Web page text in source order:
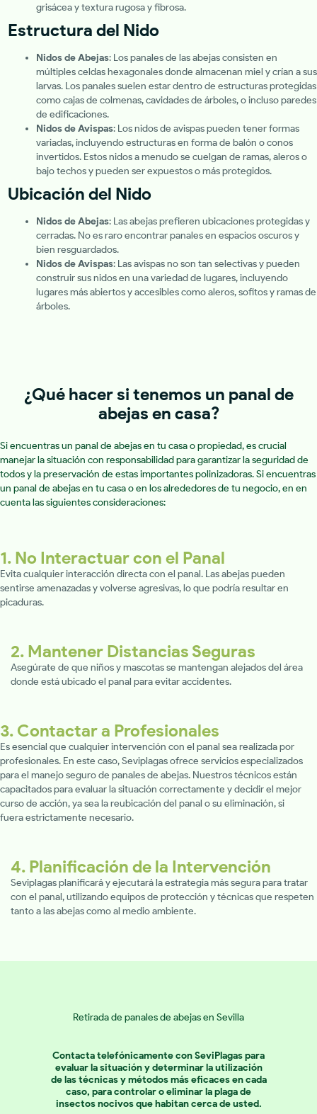
grisácea y textura rugosa y fibrosa.
Estructura del Nido
Nidos de Abejas: Los panales de las abejas consisten en
múltiples celdas hexagonales donde almacenan miel y crían a sus
larvas. Los panales suelen estar dentro de estructuras protegidas
como cajas de colmenas, cavidades de árboles, o incluso paredes
de edificaciones.
Nidos de Avispas: Los nidos de avispas pueden tener formas
variadas, incluyendo estructuras en forma de balón o conos
invertidos. Estos nidos a menudo se cuelgan de ramas, aleros o
bajo techos y pueden ser expuestos o más protegidos.
Ubicación del Nido
Nidos de Abejas: Las abejas prefieren ubicaciones protegidas y
cerradas. No es raro encontrar panales en espacios oscuros y
bien resguardados.
Nidos de Avispas: Las avispas no son tan selectivas y pueden
construir sus nidos en una variedad de lugares, incluyendo
lugares más abiertos y accesibles como aleros, sofitos y ramas de
árboles.
¿Qué hacer si tenemos un panal de
abejas en casa?
Si encuentras un panal de abejas en tu casa o propiedad, es crucial
manejar la situación con responsabilidad para garantizar la seguridad de
todos y la preservación de estas importantes polinizadoras. Si encuentras
un panal de abejas en tu casa o en los alrededores de tu negocio, en en
cuenta las siguientes consideraciones:
1. No Interactuar con el Panal
Evita cualquier interacción directa con el panal. Las abejas pueden
sentirse amenazadas y volverse agresivas, lo que podría resultar en
picaduras.
2. Mantener Distancias Seguras
Asegúrate de que niños y mascotas se mantengan alejados del área
donde está ubicado el panal para evitar accidentes.
3. Contactar a Profesionales
Es esencial que cualquier intervención con el panal sea realizada por
profesionales. En este caso, Seviplagas ofrece servicios especializados
para el manejo seguro de panales de abejas. Nuestros técnicos están
capacitados para evaluar la situación correctamente y decidir el mejor
curso de acción, ya sea la reubicación del panal o su eliminación, si
fuera estrictamente necesario.
4. Planificación de la Intervención
Seviplagas planificará y ejecutará la estrategia más segura para tratar
con el panal, utilizando equipos de protección y técnicas que respeten
tanto a las abejas como al medio ambiente.
Retirada de panales de abejas en Sevilla
Contacta telefónicamente con SeviPlagas para
evaluar la situación y determinar la utilización
de las técnicas y métodos más eficaces en cada
caso, para controlar o eliminar la plaga de
insectos nocivos que habitan cerca de usted.